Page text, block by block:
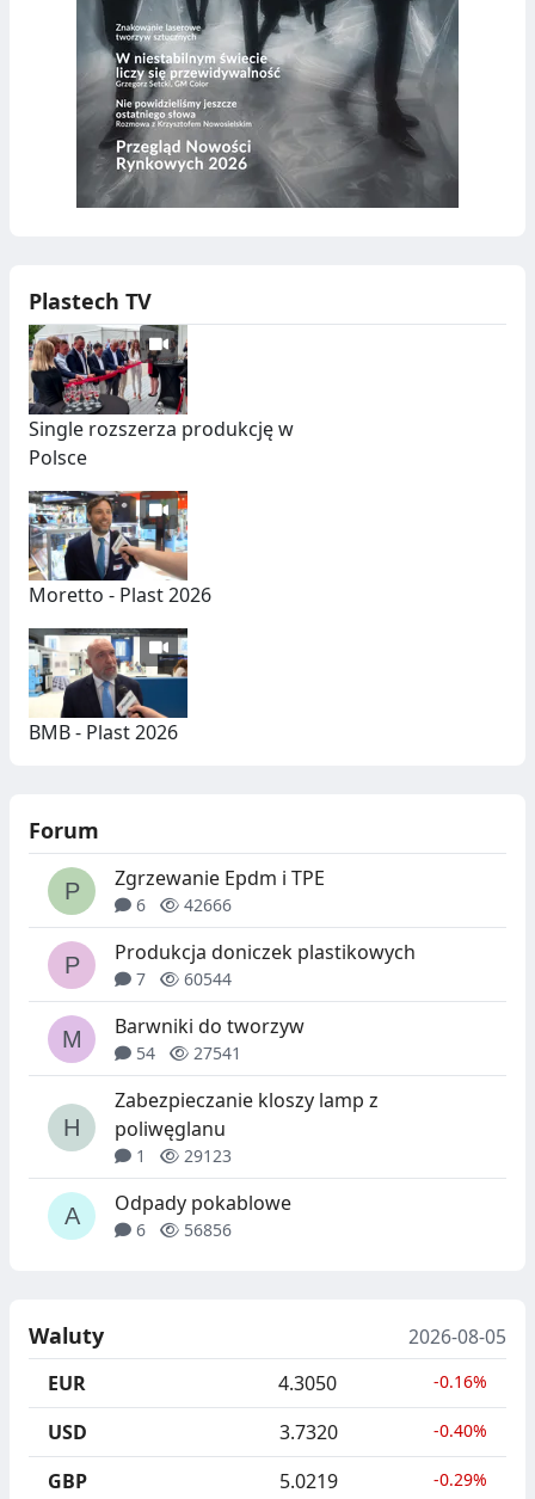
Plastech TV
Single rozszerza produkcję w
Polsce
Moretto - Plast 2026
BMB - Plast 2026
Forum
Zgrzewanie Epdm i TPE
6 42666
Produkcja doniczek plastikowych
7 60544
Barwniki do tworzyw
54 27541
Zabezpieczanie kloszy lamp z
poliwęglanu
1 29123
Odpady pokablowe
6 56856
Waluty
2026-08-05
EUR
4.3050 -0.16%
USD 3.7320 -0.40%
GBP 5.0219 -0.29%